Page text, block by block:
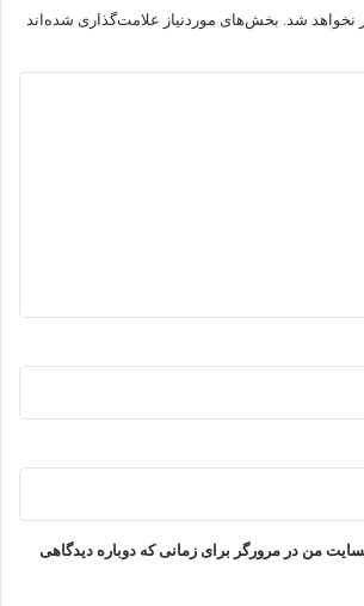
نخواهد شد. بخش‌های موردنیاز علامت‌گذاری شده‌اند
من در مرورگر برای زمانی که دوباره دیدگاهی